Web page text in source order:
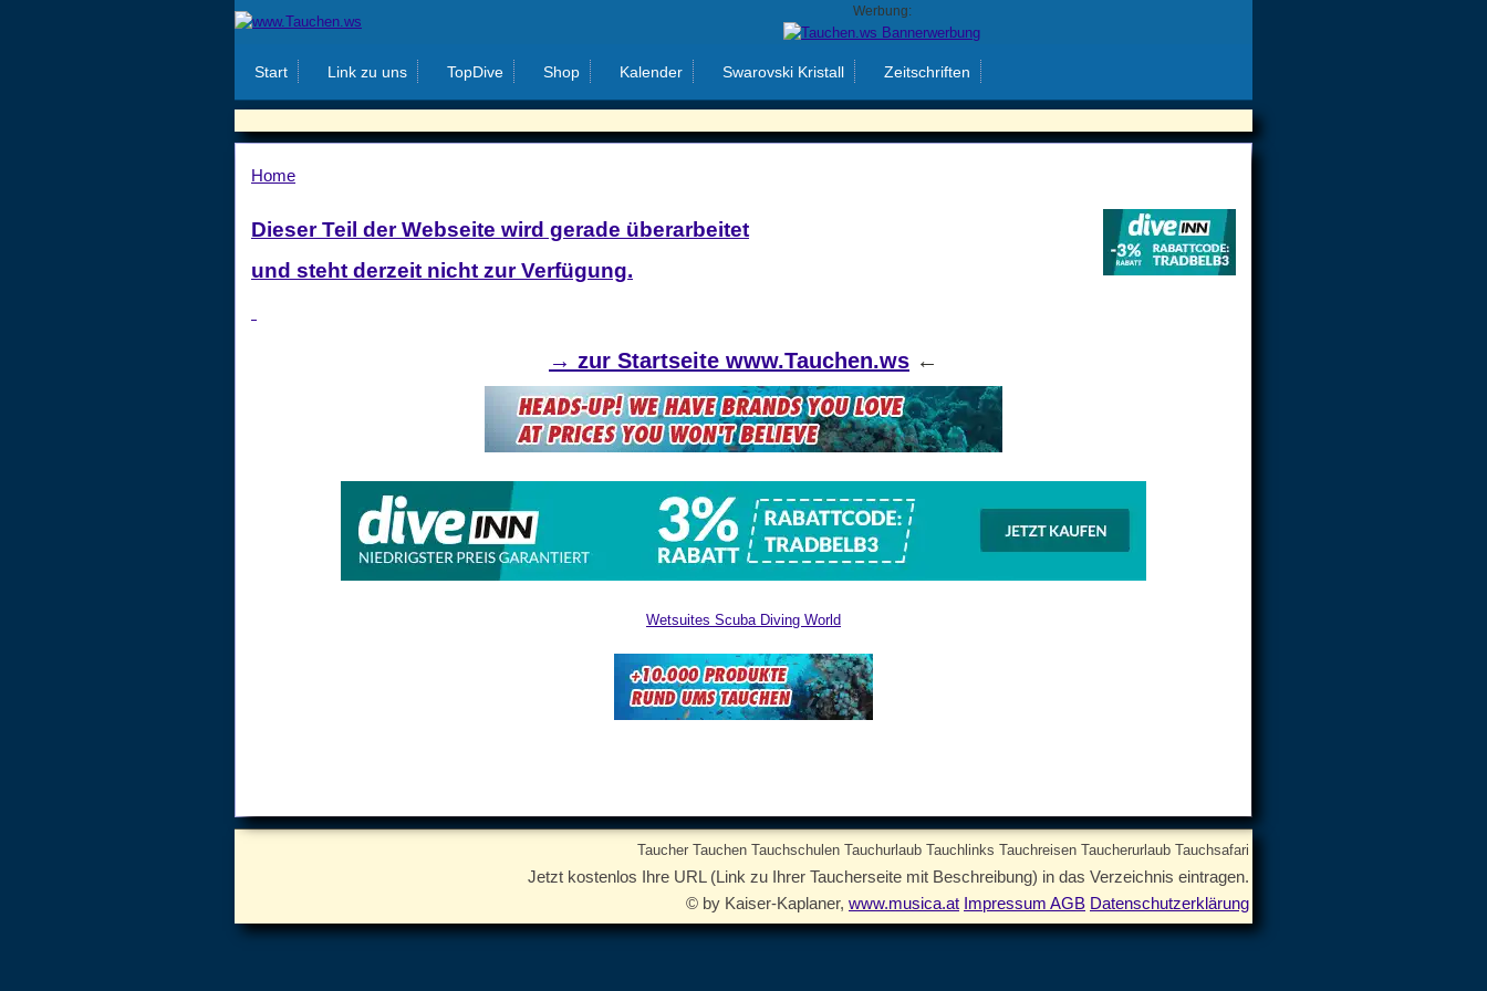
Werbung:
Start Link zu uns TopDive Shop Kalender Swarovski Kristall Zeitschriften
Home
Dieser Teil der Webseite wird gerade überarbeitet
und steht derzeit nicht zur Verfügung.
→ zur Startseite www.Tauchen.ws ←
Wetsuites Scuba Diving World
Taucher Tauchen Tauchschulen Tauchurlaub Tauchlinks Tauchreisen Taucherurlaub Tauchsafari
Jetzt kostenlos Ihre URL (Link zu Ihrer Taucherseite mit Beschreibung) in das Verzeichnis eintragen.
© by Kaiser-Kaplaner, www.musica.at Impressum AGB Datenschutzerklärung